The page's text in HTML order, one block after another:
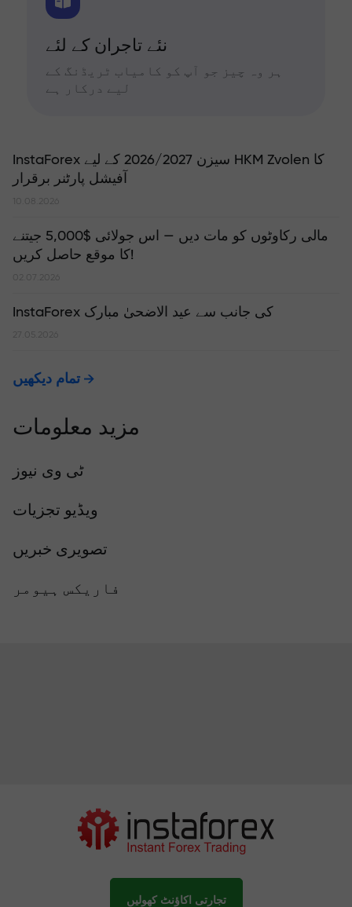
نئے تاجران کے لئے
ہر وہ چیز جو آپ کو کامیاب ٹریڈنگ کے
لیے درکار ہے
InstaForex سیزن 2026/2027 کے لیے HKM Zvolen کا
آفیشل پارٹنر برقرار
10.08.2026
مالی رکاوٹوں کو مات دیں — اس جولائی $5,000 جیتنے
کا موقع حاصل کریں!
02.07.2026
InstaForex کی جانب سے عید الاضحیٰ مبارک
27.05.2026
تمام دیکھیں
مزید معلومات
ٹی وی نیوز
ویڈیو تجزیات
تصویری خبریں
فاریکس ہیومر
تجارتی اکاؤنٹ کھولیں